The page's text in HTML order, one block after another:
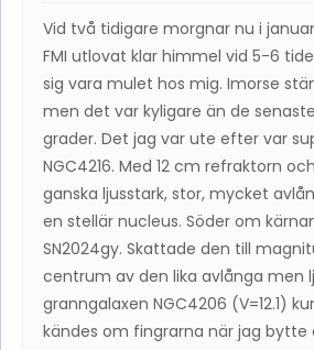
Vid två tidigare morgnar nu i
FMI utlovat klar himmel vid 5-6
sig vara mulet hos mig. Imorse
men det var kyligare än de
grader. Det jag var ute efter var
NGC4216. Med 12 cm refraktorn
ganska ljusstark, stor, mycket
en stellär nucleus. Söder om
SN2024gy. Skattade den till
centrum av den lika avlånga men
granngalaxen NGC4206 (V=12.1)
kändes om fingrarna när jag bytte